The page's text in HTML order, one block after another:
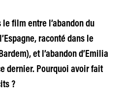
le film entre l’abandon du
raconté dans le
et l’abandon d’Emilia
dernier. Pourquoi avoir fait
?